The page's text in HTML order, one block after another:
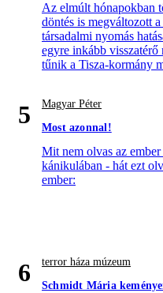
Az elmúlt hónapokban
döntés is megváltozott
társadalmi nyomás
egyre inkább visszatérő
tűnik a Tisza-kormány
5
Magyar Péter
Most azonnal!
Mit nem olvas az
kánikulában - hát ezt
ember:
6
terror háza múzeum
Schmidt Mária